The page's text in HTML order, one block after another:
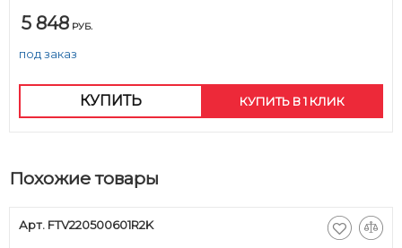
5 848 РУБ.
под заказ
КУПИТЬ КУПИТЬ В 1 КЛИК
Похожие товары
Арт. FTV220500601R2K